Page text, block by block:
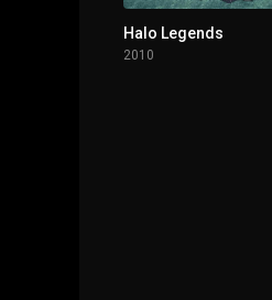
Halo Legends
2010